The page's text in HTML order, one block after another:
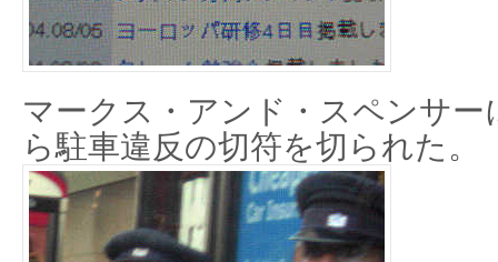
マークス・アンド・スペンサー
ら駐車違反の切符を切られた。